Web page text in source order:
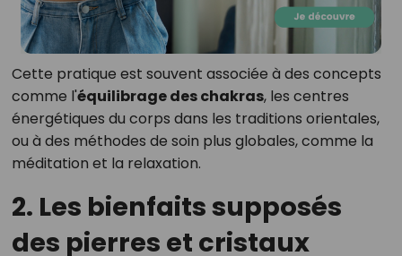
Cette pratique est souvent associée à des concepts
comme l'équilibrage des chakras, les centres
énergétiques du corps dans les traditions orientales,
ou à des méthodes de soin plus globales, comme la
méditation et la relaxation.
2. Les bienfaits supposés
des pierres et cristaux